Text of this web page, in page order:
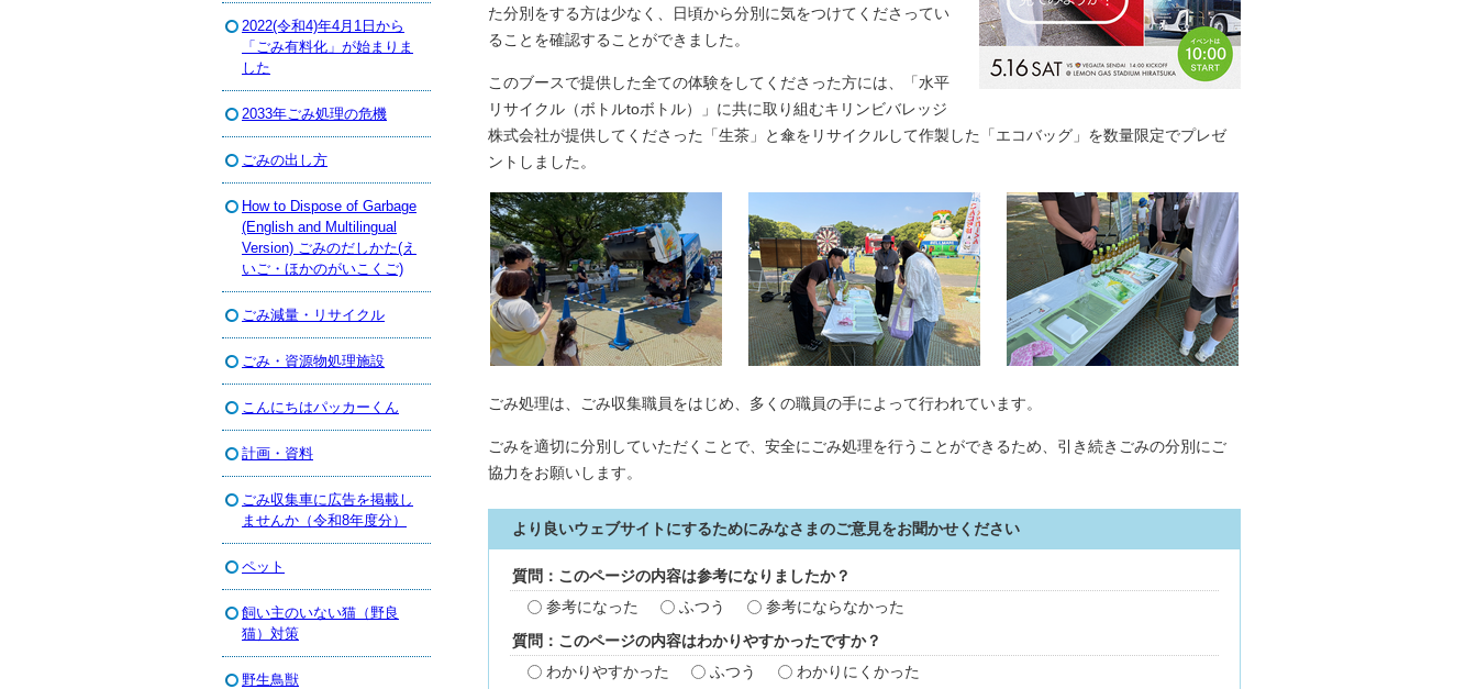
た分別をする方は少なく、日頃から分別に気をつけてくださってい
ることを確認することができました。
このブースで提供した全ての体験をしてくださった方には、「水平
リサイクル（ボトルtoボトル）」に共に取り組むキリンビバレッジ
株式会社が提供してくださった「生茶」と傘をリサイクルして作製した「エコバッグ」を数量限定でプレゼ
ントしました。
ごみ処理は、ごみ収集職員をはじめ、多くの職員の手によって行われています。
ごみを適切に分別していただくことで、安全にごみ処理を行うことができるため、引き続きごみの分別にご
協力をお願いします。
より良いウェブサイトにするためにみなさまのご意見をお聞かせください
質問：このページの内容は参考になりましたか？
参考になった
ふつう 参考にならなかった
質問：このページの内容はわかりやすかったですか？
わかりやすかった
ふつう わかりにくかった
2022(令和4)年4月1日から
「ごみ有料化」が始まりま
した
2033年ごみ処理の危機
ごみの出し方
How to Dispose of Garbage
(English and Multilingual
Version) ごみのだしかた(え
いご・ほかのがいこくご)
ごみ減量・リサイクル
ごみ・資源物処理施設
こんにちはパッカーくん
計画・資料
ごみ収集車に広告を掲載し
ませんか（令和8年度分）
ペット
飼い主のいない猫（野良
猫）対策
野生鳥獣